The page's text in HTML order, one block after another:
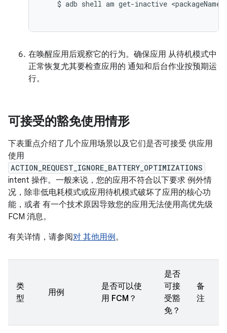
    $ adb shell am get-inactive <packageName>
在唤醒应用后观察它的行为。确保应用 从待机模式中
正常恢复尤其要检查应用的 通知和后台作业按预期运
行。
可接受的豁免使用情形
下表重点介绍了几个应用场景以及它们是否可接受 供应用
使用
ACTION_REQUEST_IGNORE_BATTERY_OPTIMIZATIONS
intent 操作。一般来说，您的应用不符合以下要求 例外情
况，除非低电耗模式或应用待机模式破坏了应用的核心功
能，或者 有一个技术原因导致您的应用无法使用高优先级
FCM 消息。
有关详情，请参阅对 其他用例。
类
型
用例
是否可以使
用 FCM？
是否
可接
受豁
免？
备
注